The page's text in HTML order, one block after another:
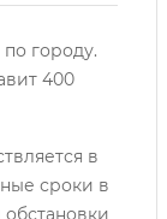
городу.
400
в
сроки в